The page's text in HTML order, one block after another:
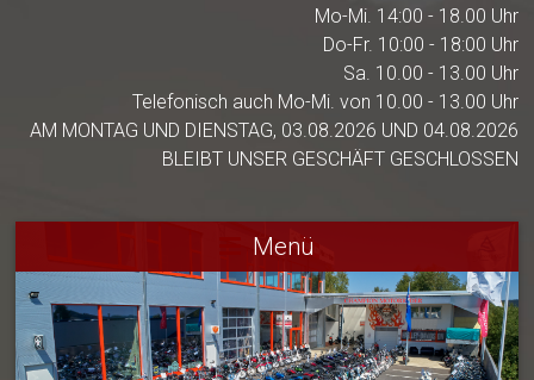
Mo-Mi. 14:00 - 18.00 Uhr
Do-Fr. 10:00 - 18:00 Uhr
Sa. 10.00 - 13.00 Uhr
Telefonisch auch Mo-Mi. von 10.00 - 13.00 Uhr
AM MONTAG UND DIENSTAG, 03.08.2026 UND 04.08.2026
BLEIBT UNSER GESCHÄFT GESCHLOSSEN
Menü